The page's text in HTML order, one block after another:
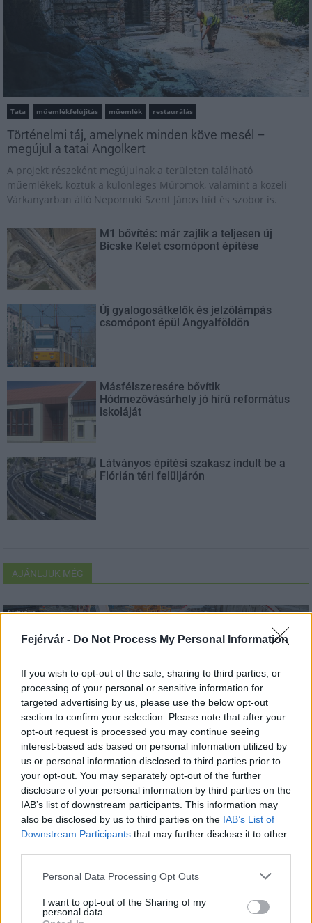
Fejérvár - Do Not Process My Personal Information
If you wish to opt-out of the sale, sharing to third parties, or
processing of your personal or sensitive information for
targeted advertising by us, please use the below opt-out
section to confirm your selection. Please note that after your
opt-out request is processed you may continue seeing
interest-based ads based on personal information utilized by
us or personal information disclosed to third parties prior to
your opt-out. You may separately opt-out of the further
disclosure of your personal information by third parties on the
IAB’s list of downstream participants. This information may
also be disclosed by us to third parties on the IAB’s List of
Downstream Participants that may further disclose it to other
Please note that this website/app uses one or more Google
not limited to your visit or usage behaviour. You may click to
grant or deny consent to Google and its third-party tags to
Personal Data Processing Opt Outs
I want to opt-out of the Sharing of my
personal data.
Tata műemlékfelújítás műemlék restaurálás
Történelmi táj, amelynek minden köve mesél –
megújul a tatai Angolkert
A projekt részeként megújulnak a területen található
műemlékek, köztük a különleges Műromok, valamint a közeli
Várkanyarban álló Nepomuki Szent János híd és szobor is.
M1 bővítés: már zajlik a teljesen új
Bicske Kelet csomópont építése
Új gyalogosátkelők és jelzőlámpás
csomópont épül Angyalföldön
Másfélszeresére bővítik
Hódmezővásárhely jó hírű református
iskoláját
Látványos építési szakasz indult be a
Flórián téri felüljárón
AJÁNLJUK MÉG
Aktuális
Paks II.: Mit jelent az 5. blokk új mérföldköve a
felülvizsgálat árnyékában?
Aktuális